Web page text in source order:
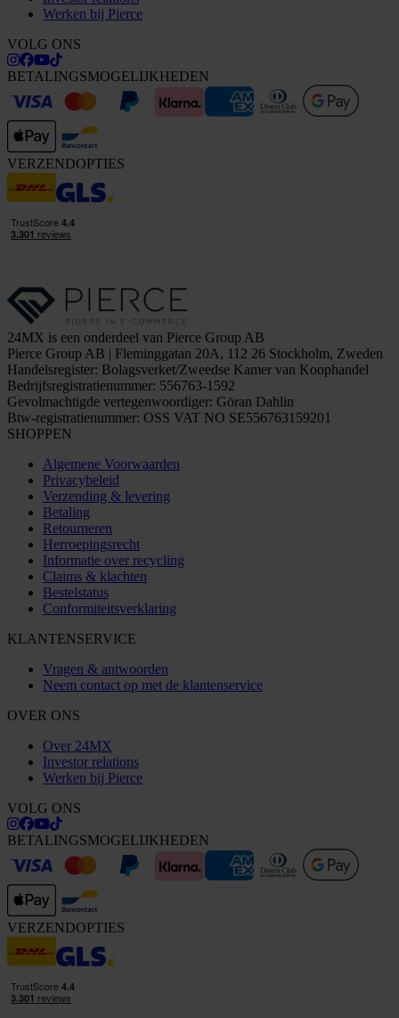
Werken bij Pierce
VOLG ONS
BETALINGSMOGELIJKHEDEN
VERZENDOPTIES
24MX is een onderdeel van Pierce Group AB
Pierce Group AB | Fleminggatan 20A, 112 26 Stockholm, Zweden
Handelsregister: Bolagsverket/Zweedse Kamer van Koophandel
Bedrijfsregistratienummer: 556763-1592
Gevolmachtigde vertegenwoordiger: Göran Dahlin
Btw-registratienummer: OSS VAT NO SE556763159201
SHOPPEN
Algemene Voorwaarden
Privacybeleid
Verzending & levering
Betaling
Retourneren
Herroepingsrecht
Informatie over recycling
Claims & klachten
Bestelstatus
Conformiteitsverklaring
KLANTENSERVICE
Vragen & antwoorden
Neem contact op met de klantenservice
OVER ONS
Over 24MX
Investor relations
Werken bij Pierce
VOLG ONS
BETALINGSMOGELIJKHEDEN
VERZENDOPTIES